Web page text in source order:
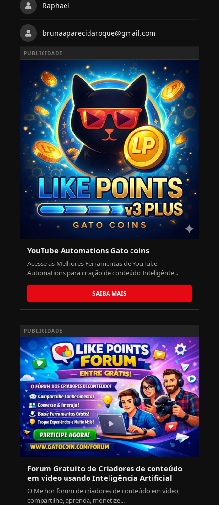
Raphael
brunaaparecidaroque@gmail.com
PUBLICIDADE
YouTube Automations Gato coins
Acesse as Melhores Ferramentas de YouTube
Automations para criação de conteúdo Inteligênte...
SAIBA MAIS
PUBLICIDADE
Forum Gratuito de Criadores de conteúdo
em video usando Inteligência Artificial
O Melhor forum de criadores de conteúdo em video,
compartilhe, aprenda, monetize...